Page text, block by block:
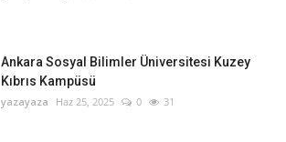
Ankara Sosyal Bilimler Üniversitesi Kuzey
Kıbrıs Kampüsü
yazayaza Haz 25, 2025 0 31